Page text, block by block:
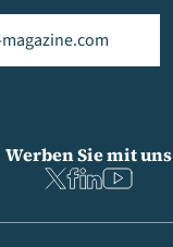
Werben Sie mit uns